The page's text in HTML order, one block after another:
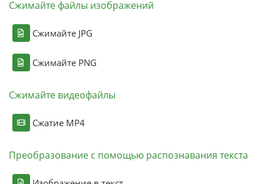
Сжимайте файлы изображений
Сжимайте JPG
Сжимайте PNG
Сжимайте видеофайлы
Сжатие MP4
Преобразование с помощью распознавания текста